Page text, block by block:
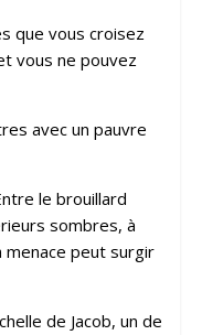
que vous croisez
vous ne pouvez
avec un pauvre
le brouillard
sombres, à
peut surgir
de Jacob, un de